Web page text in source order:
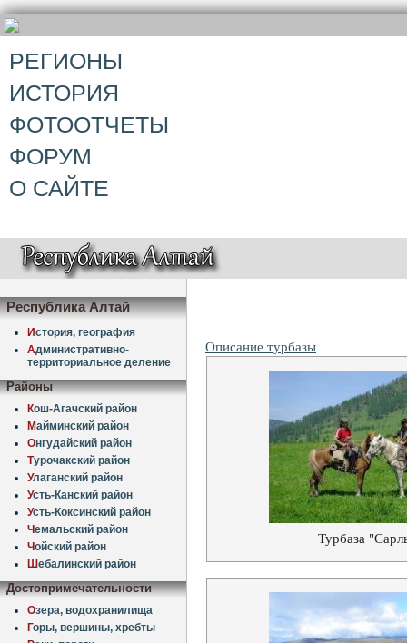
РЕГИОНЫ
ИСТОРИЯ
ФОТООТЧЕТЫ
ФОРУМ
О САЙТЕ
Республика Алтай
История, география
Административно-
территориальное деление
Районы
Кош-Агачский район
Майминский район
Онгудайский район
Турочакский район
Улаганский район
Усть-Канский район
Усть-Коксинский район
Чемальский район
Чойский район
Шебалинский район
Достопримечательности
Озера, водохранилища
Горы, вершины, хребты
Описание турбазы
Турбаза